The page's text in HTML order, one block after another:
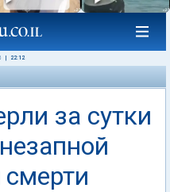
22:12
за сутки